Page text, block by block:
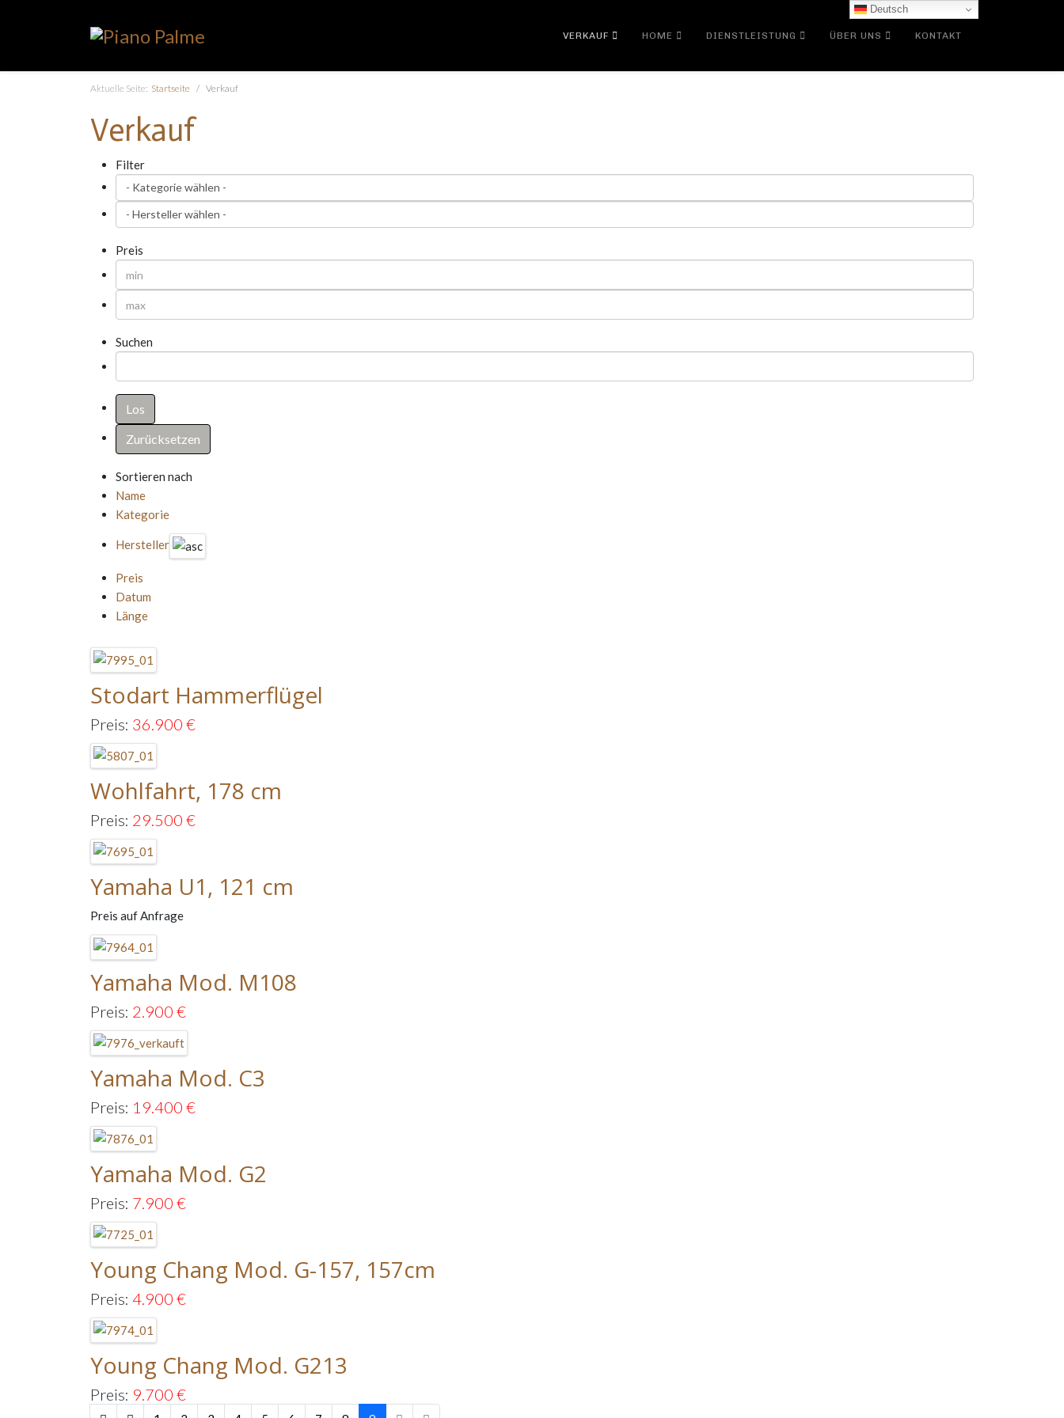
VERKAUF HOME DIENSTLEISTUNG ÜBER UNS KONTAKT
Aktuelle Seite: Startseite Verkauf
Deutsch
Verkauf
Filter
Preis
Suchen
Sortieren nach
Name
Kategorie
Hersteller
Preis
Datum
Länge
Stodart Hammerflügel
Preis: 36.900 €
Wohlfahrt, 178 cm
Preis: 29.500 €
Yamaha U1, 121 cm
Preis auf Anfrage
Yamaha Mod. M108
Preis: 2.900 €
Yamaha Mod. C3
Preis: 19.400 €
Yamaha Mod. G2
Preis: 7.900 €
Young Chang Mod. G-157, 157cm
Preis: 4.900 €
Young Chang Mod. G213
Preis: 9.700 €